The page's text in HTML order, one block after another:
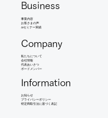
Business
事業内容
​お客さまの声
AIセミナー実績
Company
​私たちについて
会社情報
​代表あいさつ
​ボードメンバー
Information
お知らせ​
​プライバシーポリシー
特定商取引法に基づく表記